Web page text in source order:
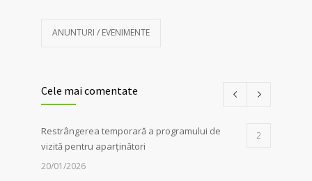
ANUNTURI / EVENIMENTE
Cele mai comentate
Restrângerea temporară a programului de
vizită pentru aparținători
2
20/01/2026